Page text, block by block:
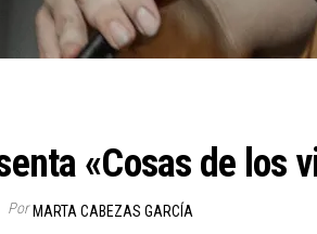
«Cosas de los
Por MARTA CABEZAS GARCÍA